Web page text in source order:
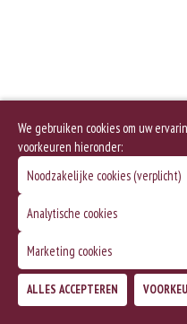
We gebruiken cookies om uw
voorkeuren hieronder:
Noodzakelijke cookies (verplicht)
Analytische cookies
Marketing cookies
ALLES ACCEPTEREN